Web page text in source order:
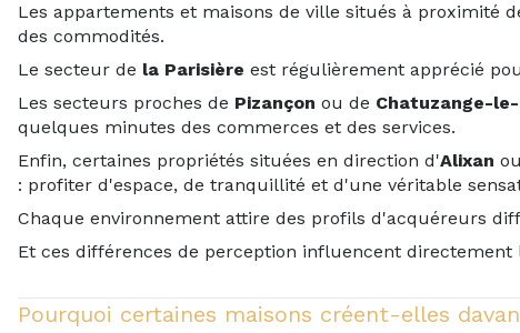
Les appartements et maisons de ville situés à proximité
des commodités.
Le secteur de la Parisière est régulièrement apprécié
Les secteurs proches de Pizançon ou de Chatuzange-
quelques minutes des commerces et des services.
Enfin, certaines propriétés situées en direction d'Alixan
: profiter d'espace, de tranquillité et d'une véritable
Chaque environnement attire des profils d'acquéreurs
Et ces différences de perception influencent
Pourquoi certaines maisons créent-elles